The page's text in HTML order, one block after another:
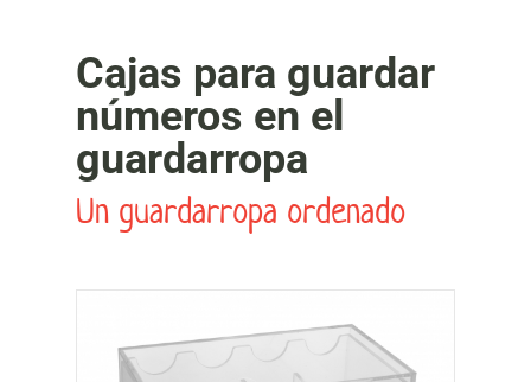
Cajas para guardar
números en el
guardarropa
Un guardarropa ordenado